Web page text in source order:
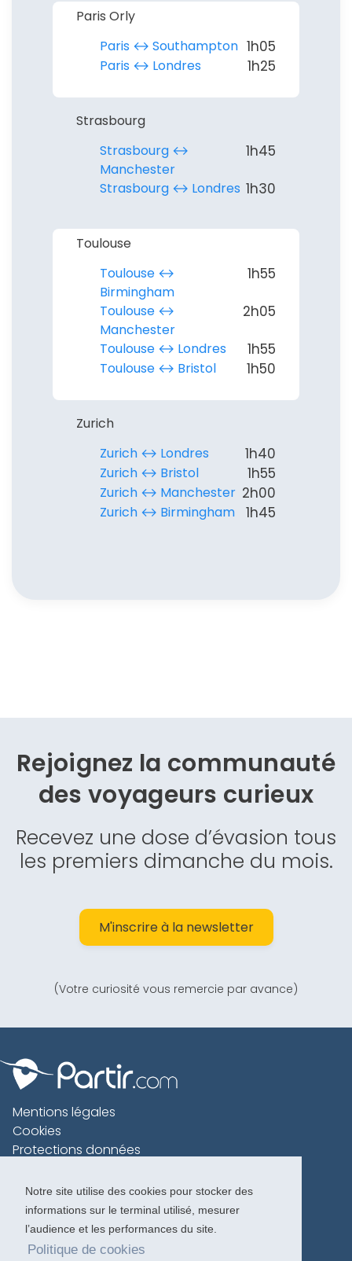
Notre site utilise des cookies pour stocker des
informations sur le terminal utilisé, mesurer
l’audience et les performances du site.
Politique de cookies
Paris Orly
Paris ↔︎ Southampton 1h05
Paris ↔︎ Londres 1h25
Strasbourg
Strasbourg ↔︎
Manchester
1h45
Strasbourg ↔︎ Londres 1h30
Toulouse
Toulouse ↔︎
Birmingham
1h55
Toulouse ↔︎
Manchester
2h05
Toulouse ↔︎ Londres 1h55
Toulouse ↔︎ Bristol 1h50
Zurich
Zurich ↔︎ Londres
1h40
Zurich ↔︎ Bristol 1h55
Zurich ↔︎ Manchester 2h00
Zurich ↔︎ Birmingham 1h45
Rejoignez la communauté
desvoyageurs curieux
Recevez une dose d’évasion tous
les premiers dimanche du mois.
M'inscrire à la newsletter
(Votre curiosité vous remercie par avance)
Mentions légales
Cookies
Protections données
Charte voyageur
Copyright 1996-2026